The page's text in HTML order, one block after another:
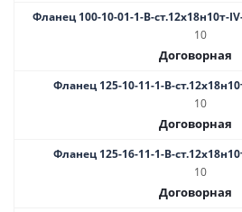
Фланец 100-10-01-1-В-ст.12х18н10т-
10
Договорная
Фланец 125-10-11-1-B-
10
Договорная
Фланец 125-16-11-1-B-
10
Договорная